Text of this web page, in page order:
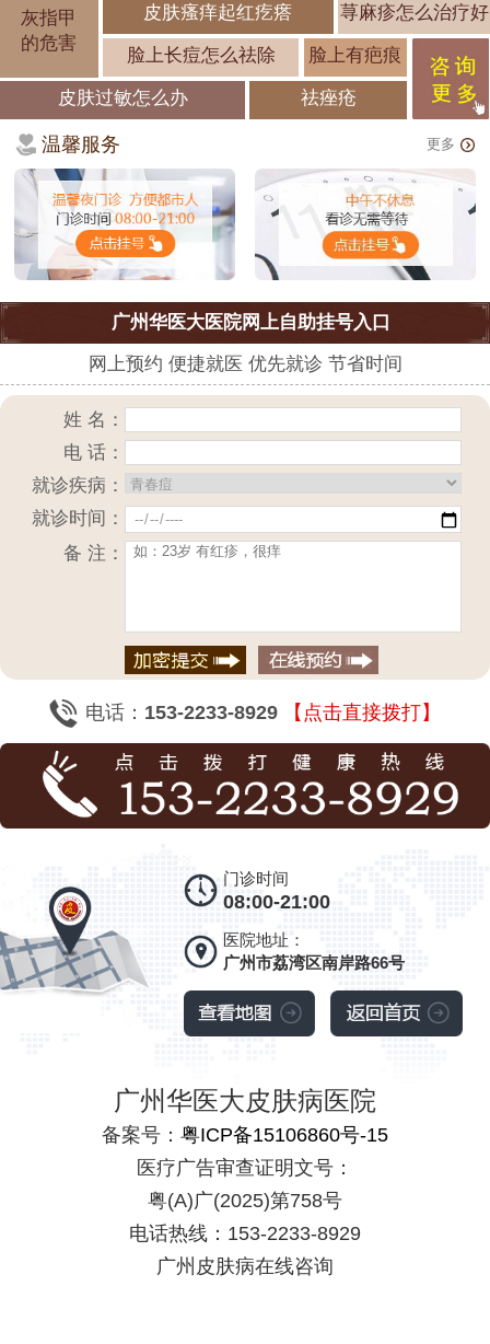
灰指甲
的危害
皮肤瘙痒起红疙瘩 荨麻疹怎么治疗好
脸上长痘怎么祛除 脸上有疤痕
皮肤过敏怎么办 祛痤疮
温馨服务 更多
广州华医大医院网上自助挂号入口
网上预约 便捷就医 优先就诊 节省时间
姓 名：
电 话：
就诊疾病：
就诊时间：
备 注：
电话： 153-2233-8929 【点击直接拨打】
门诊时间
08:00-21:00
医院地址：
广州市荔湾区南岸路66号
广州华医大皮肤病医院
备案号： 粤ICP备15106860号-15
医疗广告审查证明文号：
粤(A)广(2025)第758号
电话热线：153-2233-8929
广州皮肤病在线咨询